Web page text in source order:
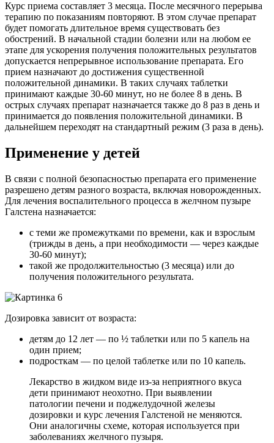
Курс приема составляет 3 месяца. После месячного перерыва
терапию по показаниям повторяют. В этом случае препарат
будет помогать длительное время существовать без
обострений. В начальной стадии болезни или на любом ее
этапе для ускорения получения положительных результатов
допускается непрерывное использование препарата. Его
прием назначают до достижения существенной
положительной динамики. В таких случаях таблетки
принимают каждые 30-60 минут, но не более 8 в день. В
острых случаях препарат назначается также до 8 раз в день и
принимается до появления положительной динамики. В
дальнейшем переходят на стандартный режим (3 раза в день).
Применение у детей
В связи с полной безопасностью препарата его применение
разрешено детям разного возраста, включая новорожденных.
Для лечения воспалительного процесса в желчном пузыре
Галстена назначается:
с теми же промежутками по времени, как и взрослым
(трижды в день, а при необходимости — через каждые
30-60 минут);
такой же продолжительностью (3 месяца) или до
получения положительного результата.
Дозировка зависит от возраста:
детям до 12 лет — по ½ таблетки или по 5 капель на
один прием;
подросткам — по целой таблетке или по 10 капель.
Лекарство в жидком виде из-за неприятного вкуса
дети принимают неохотно. При выявлении
патологии печени и поджелудочной железы
дозировки и курс лечения Галстеной не меняются.
Они аналогичны схеме, которая используется при
заболеваниях желчного пузыря.